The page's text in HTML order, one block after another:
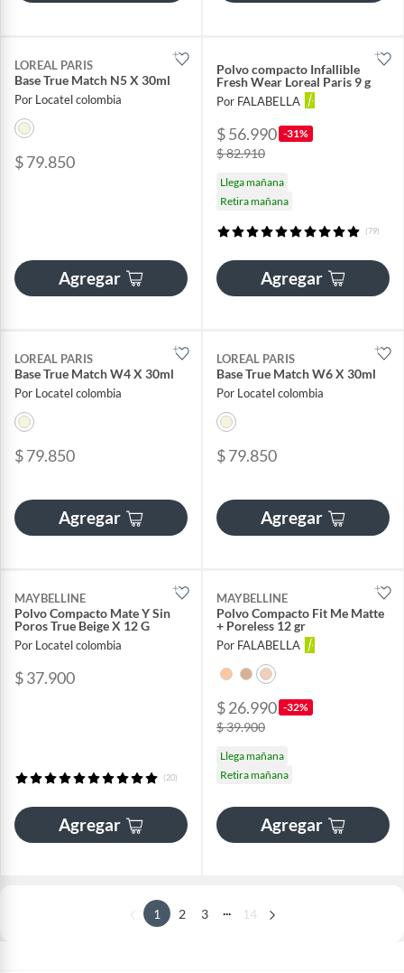
LOREAL PARIS
Base True Match N5 X 30ml
Por Locatel colombia
$ 79.850
Agregar
Polvo compacto Infallible
Fresh Wear Loreal Paris 9 g
Por FALABELLA
$ 56.990 -31%
$ 82.910
Llega mañana
Retira mañana
(79)
Agregar
LOREAL PARIS
Base True Match W4 X 30ml
Por Locatel colombia
$ 79.850
Agregar
LOREAL PARIS
Base True Match W6 X 30ml
Por Locatel colombia
$ 79.850
Agregar
MAYBELLINE
Polvo Compacto Mate Y Sin
Poros True Beige X 12 G
Por Locatel colombia
$ 37.900
(20)
Agregar
MAYBELLINE
Polvo Compacto Fit Me Matte
+ Poreless 12 gr
Por FALABELLA
$ 26.990 -32%
$ 39.900
Llega mañana
Retira mañana
Agregar
1 2 3 ... 14